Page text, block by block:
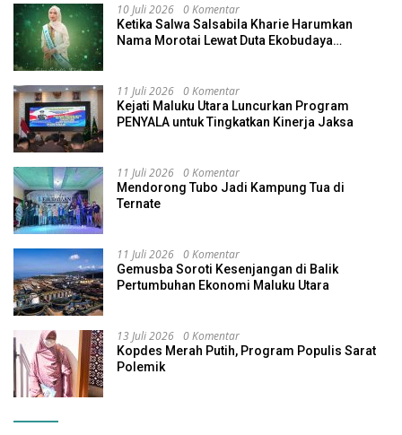
10 Juli 2026 0 Komentar
Ketika Salwa Salsabila Kharie Harumkan
Nama Morotai Lewat Duta Ekobudaya
11 Juli 2026 0 Komentar
Kejati Maluku Utara Luncurkan Program
PENYALA untuk Tingkatkan Kinerja Jaksa
11 Juli 2026 0 Komentar
Mendorong Tubo Jadi Kampung Tua di
Ternate
11 Juli 2026 0 Komentar
Gemusba Soroti Kesenjangan di Balik
Pertumbuhan Ekonomi Maluku Utara
13 Juli 2026 0 Komentar
Kopdes Merah Putih, Program Populis Sarat
Polemik